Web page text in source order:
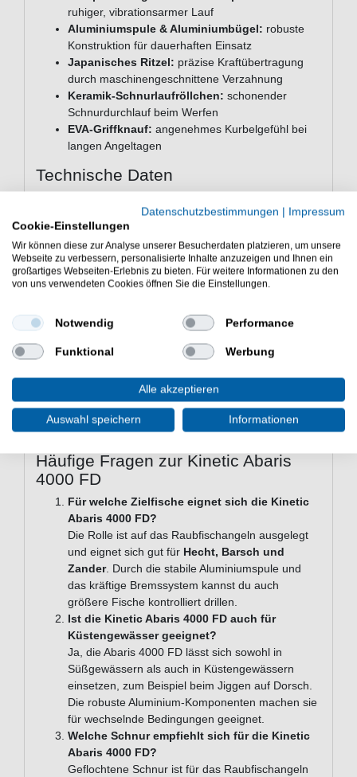
ruhiger, vibrationsarmer Lauf
Aluminiumspule & Aluminiumbügel: robuste
Konstruktion für dauerhaften Einsatz
Japanisches Ritzel: präzise Kraftübertragung
durch maschinengeschnittene Verzahnung
Keramik-Schnurlaufröllchen: schonender
Schnurdurchlauf beim Werfen
EVA-Griffknauf: angenehmes Kurbelgefühl bei
langen Angeltagen
Technische Daten
Übersetzung: 5,2:1
Schnurfassung: 0,30mm/230m
Schnureinzug: 78cm
Bremskraft: 12kg
Rahmen: verstärktes Graphitgehäuse
Rotor: computerausgewuchteter Graphitrotor
Spule: hochwertige Aluminiumspule
Griff: Aluminium mit weichem EVA-Knauf
Bremssystem: Mehrscheiben-Filzbremssystem
Ritzel: japanisches maschinengeschnittenes Ritzel
Schnurlaufröllchen: Keramik
Häufige Fragen zur Kinetic Abaris
4000 FD
Für welche Zielfische eignet sich die Kinetic
Abaris 4000 FD?
Die Rolle ist auf das Raubfischangeln ausgelegt
und eignet sich gut für Hecht, Barsch und
Zander. Durch die stabile Aluminiumspule und
das kräftige Bremssystem kannst du auch
größere Fische kontrolliert drillen.
Ist die Kinetic Abaris 4000 FD auch für
Küstengewässer geeignet?
Ja, die Abaris 4000 FD lässt sich sowohl in
Süßgewässern als auch in Küstengewässern
einsetzen, zum Beispiel beim Jiggen auf Dorsch.
Die robuste Aluminium-Komponenten machen sie
für wechselnde Bedingungen geeignet.
Welche Schnur empfiehlt sich für die Kinetic
Abaris 4000 FD?
Geflochtene Schnur ist für das Raubfischangeln
Datenschutzbestimmungen | Impressum
Cookie-Einstellungen
Wir können diese zur Analyse unserer Besucherdaten platzieren, um unsere
Webseite zu verbessern, personalisierte Inhalte anzuzeigen und Ihnen ein
großartiges Webseiten-Erlebnis zu bieten. Für weitere Informationen zu den
von uns verwendeten Cookies öffnen Sie die Einstellungen.
Notwendig Performance
Funktional Werbung
Alle akzeptieren
Auswahl speichern Informationen